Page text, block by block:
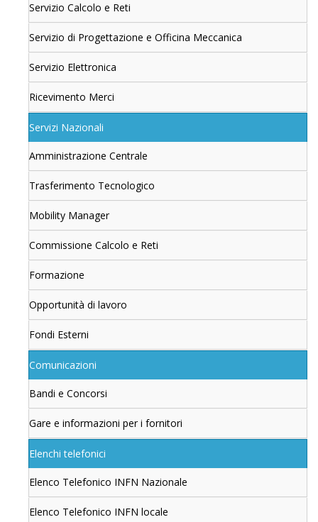
Servizio Calcolo e Reti
Servizio di Progettazione e Officina Meccanica
Servizio Elettronica
Ricevimento Merci
Servizi Nazionali
Amministrazione Centrale
Trasferimento Tecnologico
Mobility Manager
Commissione Calcolo e Reti
Formazione
Opportunità di lavoro
Fondi Esterni
Comunicazioni
Bandi e Concorsi
Gare e informazioni per i fornitori
Elenchi telefonici
Elenco Telefonico INFN Nazionale
Elenco Telefonico INFN locale